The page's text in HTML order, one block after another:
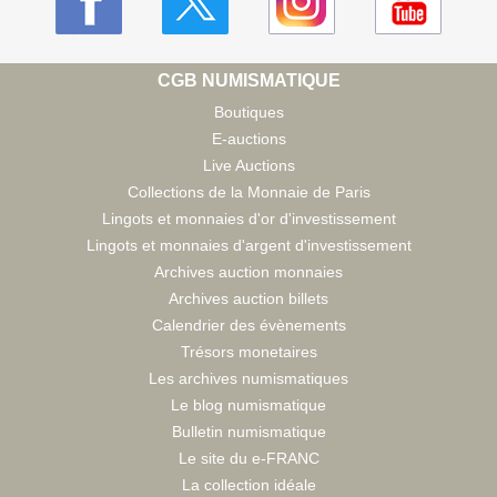
CGB NUMISMATIQUE
Boutiques
E-auctions
Live Auctions
Collections de la Monnaie de Paris
Lingots et monnaies d'or d'investissement
Lingots et monnaies d'argent d'investissement
Archives auction monnaies
Archives auction billets
Calendrier des évènements
Trésors monetaires
Les archives numismatiques
Le blog numismatique
Bulletin numismatique
Le site du e-FRANC
La collection idéale